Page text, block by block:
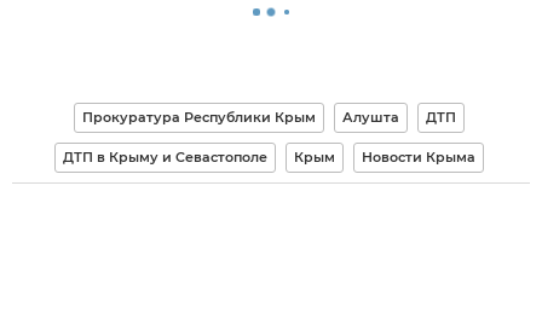
Прокуратура Республики Крым Алушта ДТП
ДТП в Крыму и Севастополе Крым Новости Крыма